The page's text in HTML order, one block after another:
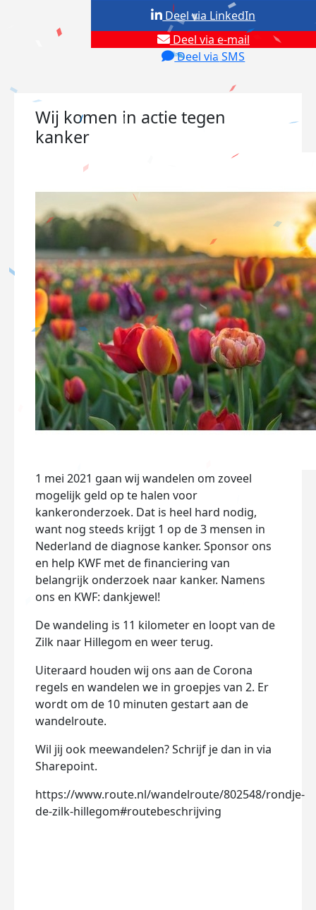
Deel via e-mail
Deel via SMS
Deel via LinkedIn
Wij komen in actie tegen
kanker
1 mei 2021 gaan wij wandelen om zoveel
mogelijk geld op te halen voor
kankeronderzoek. Dat is heel hard nodig,
want nog steeds krijgt 1 op de 3 mensen in
Nederland de diagnose kanker. Sponsor ons
en help KWF met de financiering van
belangrijk onderzoek naar kanker. Namens
ons en KWF: dankjewel!
De wandeling is 11 kilometer en loopt van de
Zilk naar Hillegom en weer terug.
Uiteraard houden wij ons aan de Corona
regels en wandelen we in groepjes van 2. Er
wordt om de 10 minuten gestart aan de
wandelroute.
Wil jij ook meewandelen? Schrijf je dan in via
Sharepoint.
https://www.route.nl/wandelroute/802548/rondje-
de-zilk-hillegom#routebeschrijving